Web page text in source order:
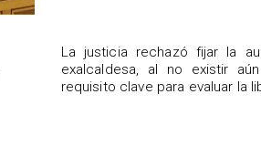
​La justicia rechazó fijar la
exalcaldesa, al no existir
requisito clave para evaluar la